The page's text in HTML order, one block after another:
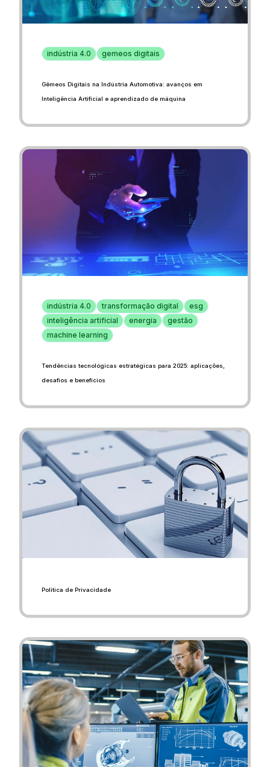
indústria 4.0 gemeos digitais
Gêmeos Digitais na Indústria Automotiva: avanços em
Inteligência Artificial e aprendizado de máquina
indústria 4.0 transformação digital
esg
inteligência artificial
energia
gestão
machine learning
Tendências tecnológicas estratégicas para 2025: aplicações,
desafios e benefícios
Política de Privacidade